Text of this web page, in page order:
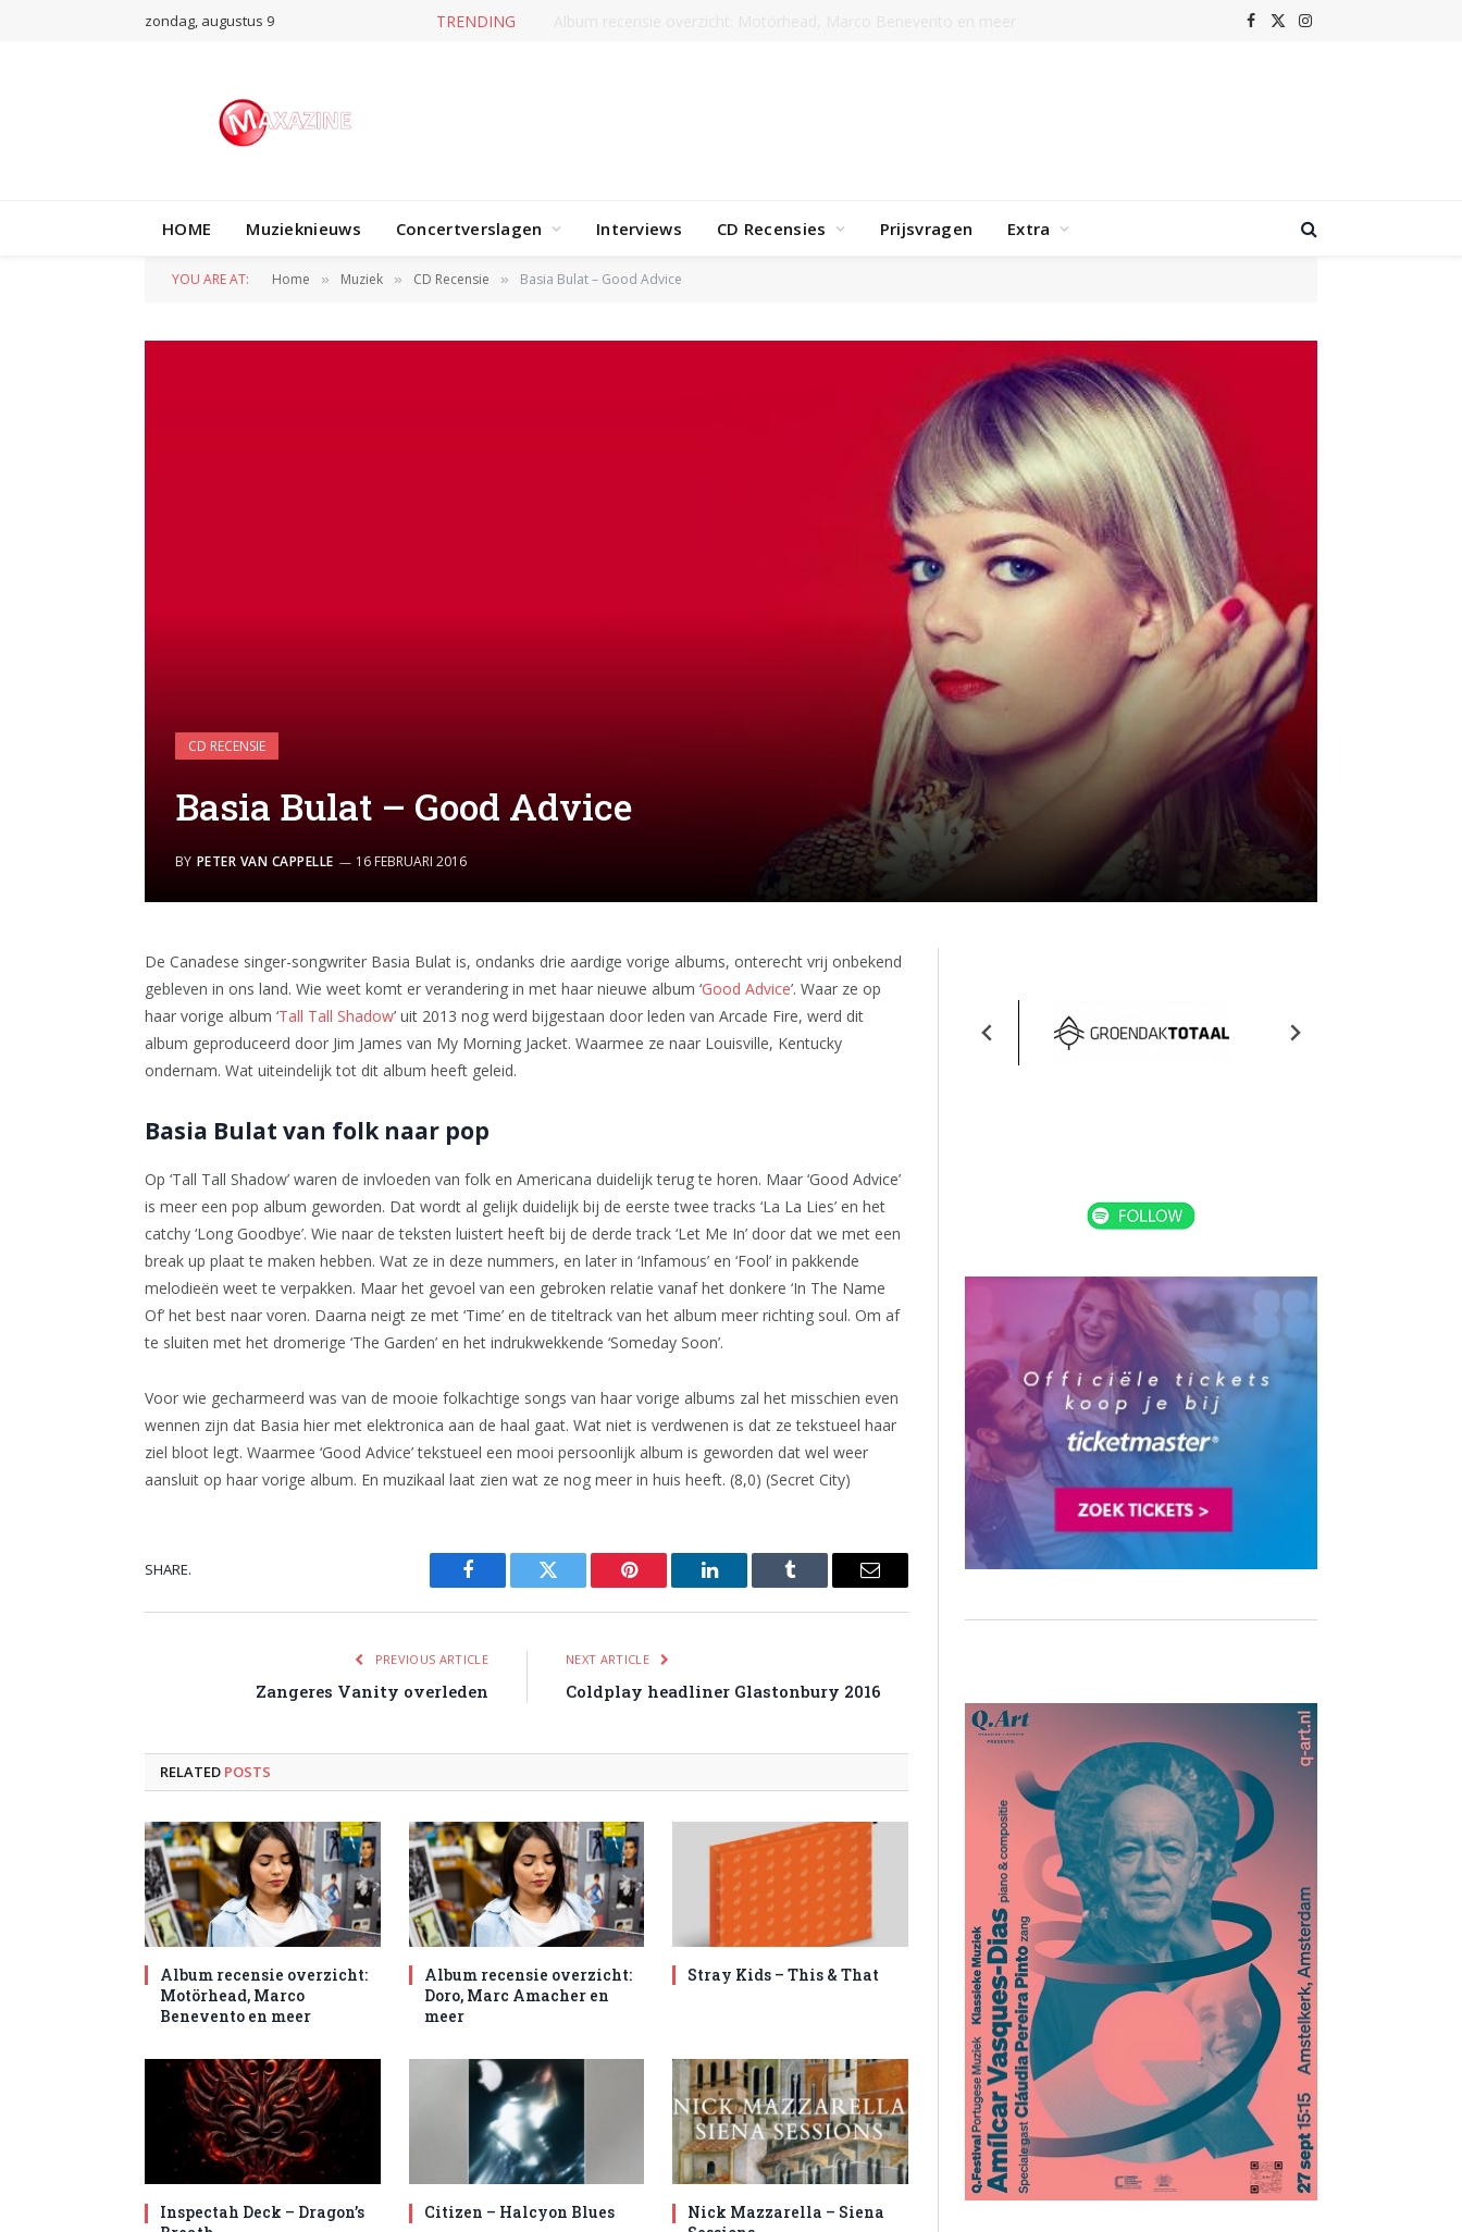
zondag, augustus 9 TRENDING Facebook
X
Instagram
HOME Muzieknieuws Concertverslagen Interviews CD Recensies Prijsvragen Extra
YOU ARE AT: Home » Muziek » CD Recensie » Basia Bulat – Good Advice
CD RECENSIE
Basia Bulat – Good Advice
BY PETER VAN CAPPELLE 16 FEBRUARI 2016
De Canadese singer-songwriter Basia Bulat is, ondanks drie aardige vorige albums, onterecht vrij onbekend
gebleven in ons land. Wie weet komt er verandering in met haar nieuwe album ‘Good Advice’. Waar ze op
haar vorige album ‘Tall Tall Shadow’ uit 2013 nog werd bijgestaan door leden van Arcade Fire, werd dit
album geproduceerd door Jim James van My Morning Jacket. Waarmee ze naar Louisville, Kentucky
ondernam. Wat uiteindelijk tot dit album heeft geleid.
Basia Bulat van folk naar pop
Op ‘Tall Tall Shadow’ waren de invloeden van folk en Americana duidelijk terug te horen. Maar ‘Good Advice’
is meer een pop album geworden. Dat wordt al gelijk duidelijk bij de eerste twee tracks ‘La La Lies’ en het
catchy ‘Long Goodbye’. Wie naar de teksten luistert heeft bij de derde track ‘Let Me In’ door dat we met een
break up plaat te maken hebben. Wat ze in deze nummers, en later in ‘Infamous’ en ‘Fool’ in pakkende
melodieën weet te verpakken. Maar het gevoel van een gebroken relatie vanaf het donkere ‘In The Name
Of’ het best naar voren. Daarna neigt ze met ‘Time’ en de titeltrack van het album meer richting soul. Om af
te sluiten met het dromerige ‘The Garden’ en het indrukwekkende ‘Someday Soon’.
Voor wie gecharmeerd was van de mooie folkachtige songs van haar vorige albums zal het misschien even
wennen zijn dat Basia hier met elektronica aan de haal gaat. Wat niet is verdwenen is dat ze tekstueel haar
ziel bloot legt. Waarmee ‘Good Advice’ tekstueel een mooi persoonlijk album is geworden dat wel weer
aansluit op haar vorige album. En muzikaal laat zien wat ze nog meer in huis heeft. (8,0) (Secret City)
SHARE.
Facebook Twitter Pinterest LinkedIn Tumblr Email
PREVIOUS ARTICLE
Zangeres Vanity overleden
NEXT ARTICLE
Coldplay headliner Glastonbury 2016
RELATED POSTS
Album recensie overzicht:
Motörhead, Marco
Benevento en meer
Album recensie overzicht:
Doro, Marc Amacher en
meer
Stray Kids – This & That
Inspectah Deck – Dragon’s
Citizen – Halcyon Blues
Nick Mazzarella – Siena